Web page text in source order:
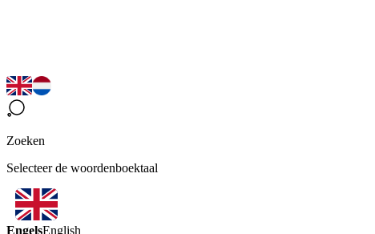
Zoeken
Selecteer de woordenboektaal
EngelsEnglish